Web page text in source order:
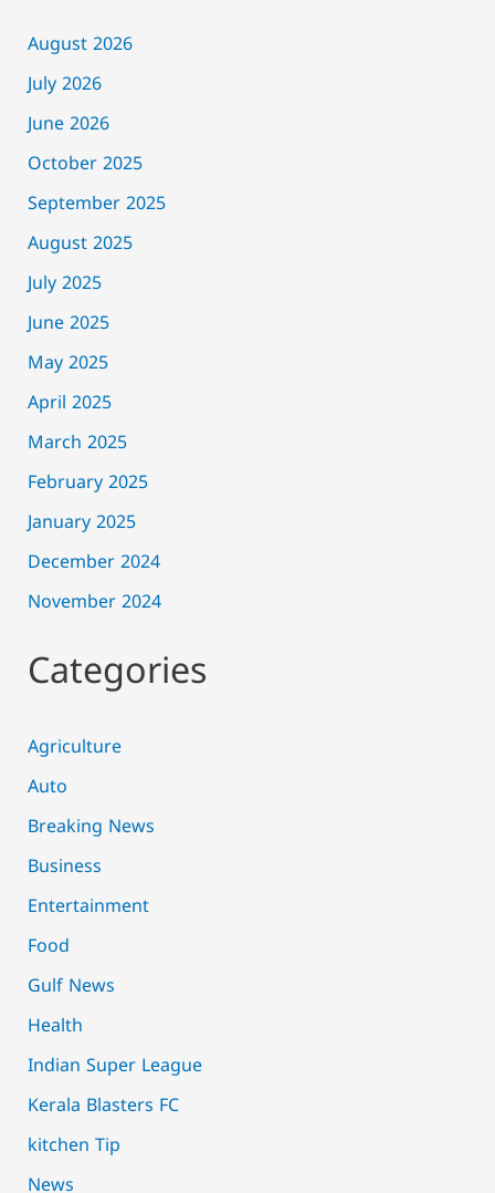
August 2026
July 2026
June 2026
October 2025
September 2025
August 2025
July 2025
June 2025
May 2025
April 2025
March 2025
February 2025
January 2025
December 2024
November 2024
Categories
Agriculture
Auto
Breaking News
Business
Entertainment
Food
Gulf News
Health
Indian Super League
Kerala Blasters FC
kitchen Tip
News